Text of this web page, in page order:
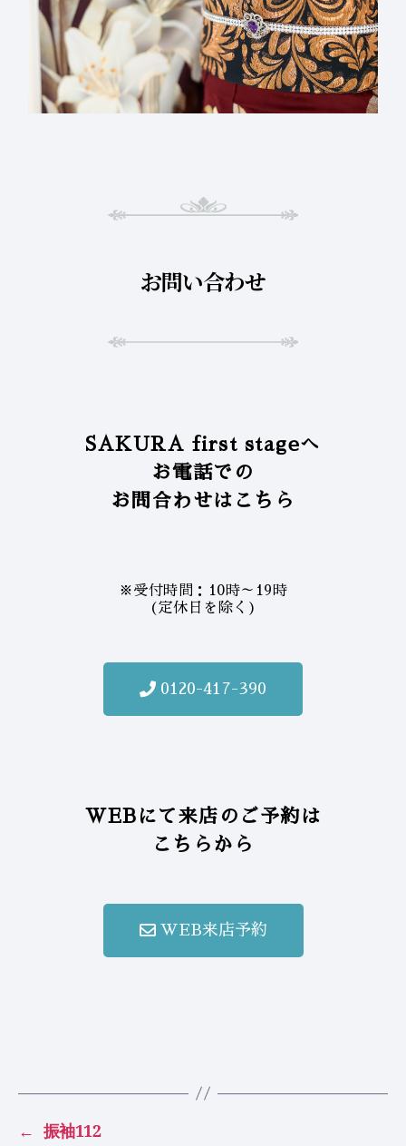
お問い合わせ
SAKURA first stageへ
お電話での
お問合わせはこちら
※受付時間：10時～19時
(定休日を除く)
0120-417-390
WEBにて来店のご予約は
こちらから
WEB来店予約
← 振袖112